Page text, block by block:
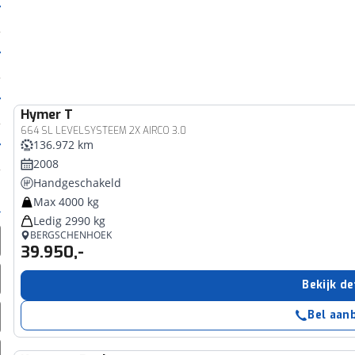
Hymer T
664 SL LEVELSYSTEEM 2X AIRCO 3.0
136.972 km
2008
Handgeschakeld
Max 4000 kg
Ledig 2990 kg
BERGSCHENHOEK
39.950,-
Bekijk
Bel